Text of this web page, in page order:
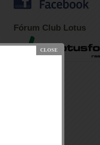
Fórum Club Lotus